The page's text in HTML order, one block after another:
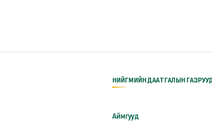
НИЙГМИЙН ДААТГАЛЫН
Аймгууд